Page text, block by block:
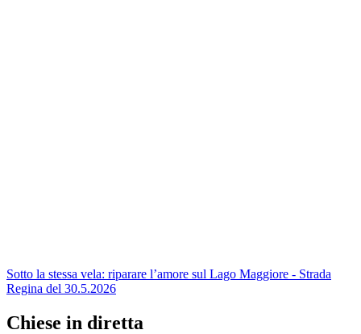
Sotto la stessa vela: riparare l’amore sul Lago Maggiore - Strada
Regina del 30.5.2026
Chiese in diretta